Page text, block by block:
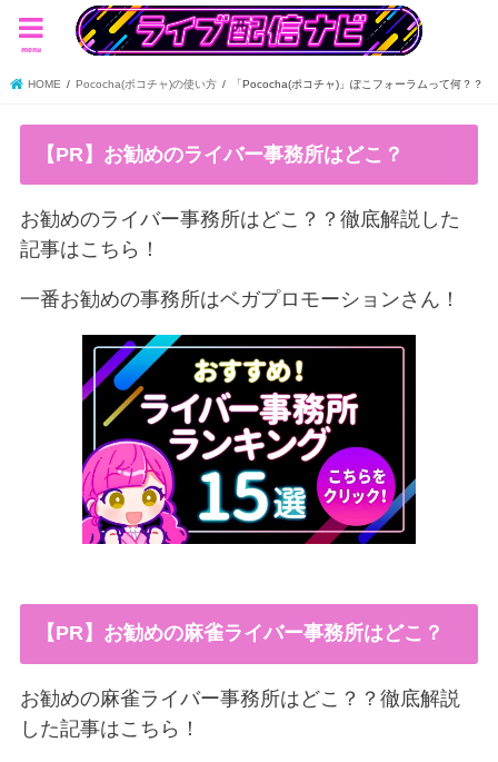
menu
HOME Pococha(ポコチャ)の使い方 「Pococha(ポコチャ)」ぽこフォーラムって何？？
【PR】お勧めのライバー事務所はどこ？
お勧めのライバー事務所はどこ？？徹底解説した
記事はこちら！
一番お勧めの事務所はベガプロモーションさん！
【PR】お勧めの麻雀ライバー事務所はどこ？
お勧めの麻雀ライバー事務所はどこ？？徹底解説
した記事はこちら！